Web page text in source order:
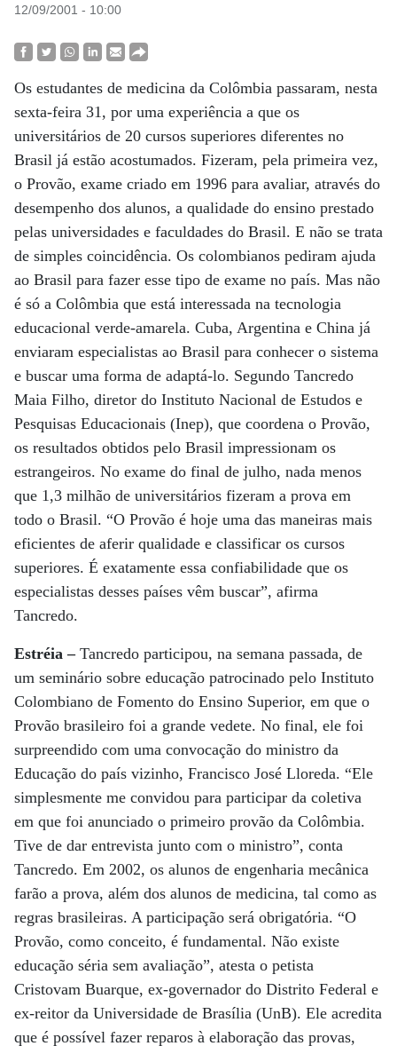
12/09/2001 - 10:00
Os estudantes de medicina da Colômbia passaram, nesta
sexta-feira 31, por uma experiência a que os
universitários de 20 cursos superiores diferentes no
Brasil já estão acostumados. Fizeram, pela primeira vez,
o Provão, exame criado em 1996 para avaliar, através do
desempenho dos alunos, a qualidade do ensino prestado
pelas universidades e faculdades do Brasil. E não se trata
de simples coincidência. Os colombianos pediram ajuda
ao Brasil para fazer esse tipo de exame no país. Mas não
é só a Colômbia que está interessada na tecnologia
educacional verde-amarela. Cuba, Argentina e China já
enviaram especialistas ao Brasil para conhecer o sistema
e buscar uma forma de adaptá-lo. Segundo Tancredo
Maia Filho, diretor do Instituto Nacional de Estudos e
Pesquisas Educacionais (Inep), que coordena o Provão,
os resultados obtidos pelo Brasil impressionam os
estrangeiros. No exame do final de julho, nada menos
que 1,3 milhão de universitários fizeram a prova em
todo o Brasil. “O Provão é hoje uma das maneiras mais
eficientes de aferir qualidade e classificar os cursos
superiores. É exatamente essa confiabilidade que os
especialistas desses países vêm buscar”, afirma
Tancredo.
Estréia –Tancredo participou, na semana passada, de
um seminário sobre educação patrocinado pelo Instituto
Colombiano de Fomento do Ensino Superior, em que o
Provão brasileiro foi a grande vedete. No final, ele foi
surpreendido com uma convocação do ministro da
Educação do país vizinho, Francisco José Lloreda. “Ele
simplesmente me convidou para participar da coletiva
em que foi anunciado o primeiro provão da Colômbia.
Tive de dar entrevista junto com o ministro”, conta
Tancredo. Em 2002, os alunos de engenharia mecânica
farão a prova, além dos alunos de medicina, tal como as
regras brasileiras. A participação será obrigatória. “O
Provão, como conceito, é fundamental. Não existe
educação séria sem avaliação”, atesta o petista
Cristovam Buarque, ex-governador do Distrito Federal e
ex-reitor da Universidade de Brasília (UnB). Ele acredita
que é possível fazer reparos à elaboração das provas,